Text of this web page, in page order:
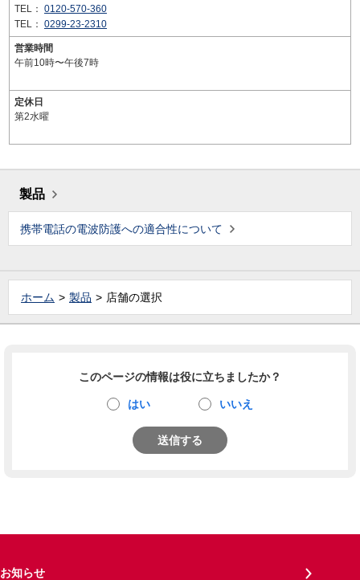
TEL： 0120-570-360
TEL： 0299-23-2310
営業時間
午前10時〜午後7時
定休日
第2水曜
製品
携帯電話の電波防護への適合性について
ホーム 製品 店舗の選択
このページの情報は役に立ちましたか？
はい いいえ
送信する
お知らせ